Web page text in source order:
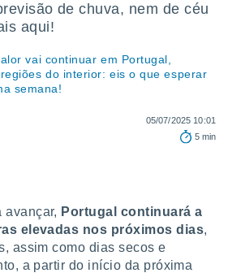
de chuva, nem de céu
aqui!
vai continuar em Portugal,
do interior: eis o que esperar
semana!
05/07/2025 10:01
5 min
avançar, Portugal continuará a
elevadas nos próximos dias,
assim como dias secos e
a partir do início da próxima